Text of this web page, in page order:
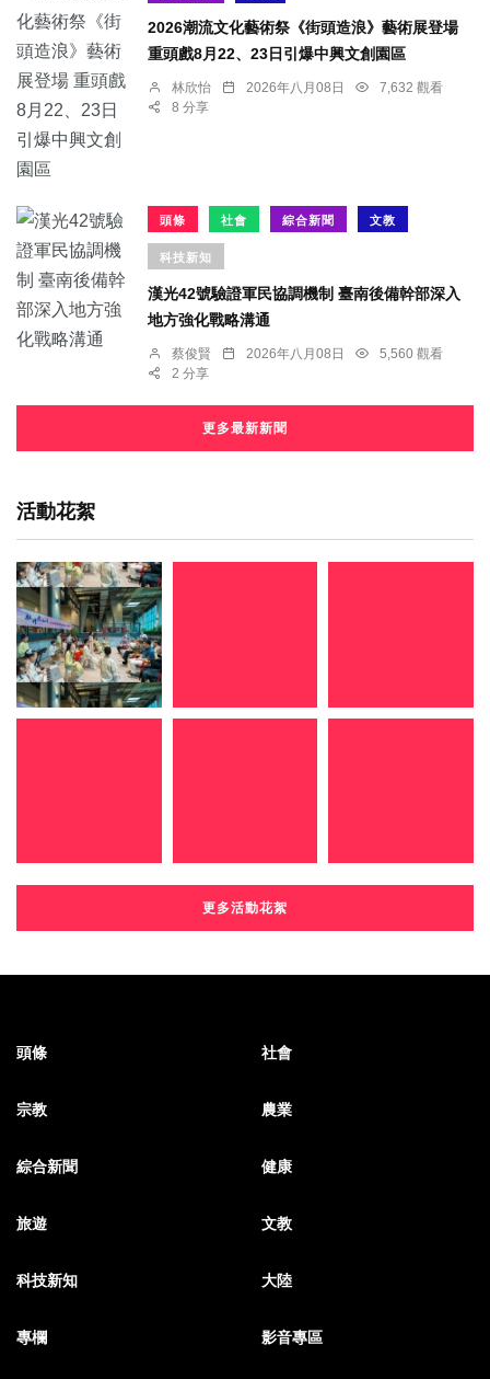
2026潮流文化藝術祭《街頭造浪》藝術展登場
重頭戲8月22、23日引爆中興文創園區
林欣怡 2026年八月08日
7,632 觀看
8 分享
頭條 社會 綜合新聞 文教
科技新知
漢光42號驗證軍民協調機制 臺南後備幹部深入
地方強化戰略溝通
蔡俊賢 2026年八月08日
5,560 觀看
2 分享
更多最新新聞
活動花絮
更多活動花絮
頭條 社會
宗教 農業
綜合新聞 健康
旅遊 文教
科技新知 大陸
專欄 影音專區